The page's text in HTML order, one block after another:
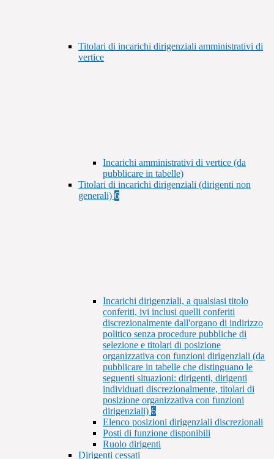
Titolari di incarichi dirigenziali amministrativi di
vertice
Incarichi amministrativi di vertice (da
pubblicare in tabelle)
Titolari di incarichi dirigenziali (dirigenti non
generali) 6
Incarichi dirigenziali, a qualsiasi titolo
conferiti, ivi inclusi quelli conferiti
discrezionalmente dall'organo di indirizzo
politico senza procedure pubbliche di
selezione e titolari di posizione
organizzativa con funzioni dirigenziali (da
pubblicare in tabelle che distinguano le
seguenti situazioni: dirigenti, dirigenti
individuati discrezionalmente, titolari di
posizione organizzativa con funzioni
dirigenziali) 6
Elenco posizioni dirigenziali discrezionali
Posti di funzione disponibili
Ruolo dirigenti
Dirigenti cessati